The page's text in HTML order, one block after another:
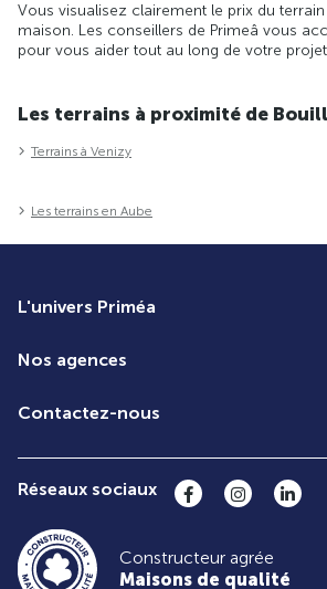
Vous visualisez clairement le prix du
maison. Les conseillers de Primeâ vous
pour vous aider tout au long de votre
Les terrains à proximité de
Terrains à Venizy
Les terrains en Aube
L'univers Priméa
Nos agences
Contactez-nous
Réseaux sociaux
Constructeur agrée
Maisons de qualité